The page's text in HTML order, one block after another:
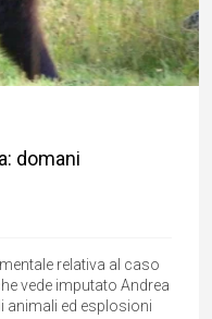
domani
relativa al caso
vede imputato Andrea
animali ed esplosioni